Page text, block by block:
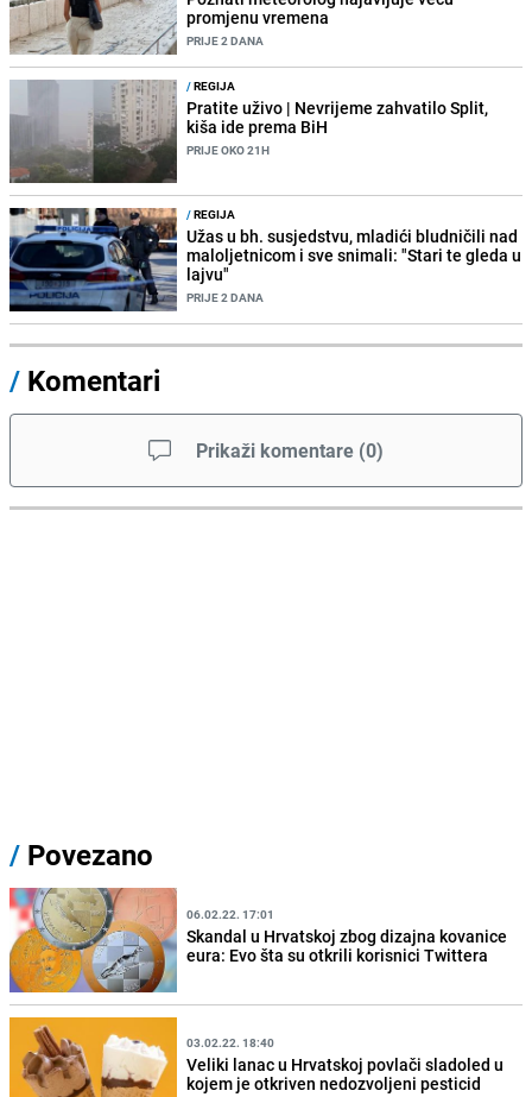
promjenu vremena
PRIJE 2 DANA
/REGIJA
Pratite uživo | Nevrijeme zahvatilo Split,
kiša ide prema BiH
PRIJE OKO 21H
/REGIJA
Užas u bh. susjedstvu, mladići bludničili nad
maloljetnicom i sve snimali: "Stari te gleda u
lajvu"
PRIJE 2 DANA
/ Komentari
Prikaži komentare (0)
/ Povezano
06.02.22. 17:01
Skandal u Hrvatskoj zbog dizajna kovanice
eura: Evo šta su otkrili korisnici Twittera
03.02.22. 18:40
Veliki lanac u Hrvatskoj povlači sladoled u
kojem je otkriven nedozvoljeni pesticid